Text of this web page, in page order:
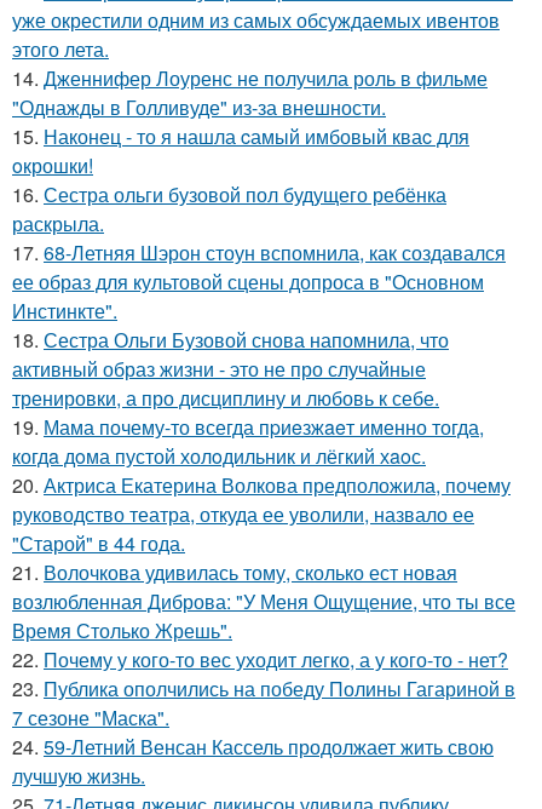
уже окрестили одним из самых обсуждаемых ивентов
этого лета.
14. Дженнифер Лоуренс не получила роль в фильме
"Однажды в Голливуде" из-за внешности.
15. Наконец - то я нашла cамый имбовый кваc для
oкрошки!
16. Сестра ольги бузовой пол будущего ребёнка
раскрыла.
17. 68-Летняя Шэрон стоун вспомнила, как создавался
ее образ для культовой сцены допроса в "Основном
Инстинкте".
18. Сестра Ольги Бузовой снова напомнила, что
активный образ жизни - это не про случайные
тренировки, а про дисциплину и любовь к себе.
19. Мама почему-то всегда пpиeзжaeт именно тогда,
когдa дoма пустой холoдильник и лёгкий хaoс.
20. Актриса Екатерина Волкова предположила, почему
руководство театра, откуда ее уволили, назвало ее
"Старой" в 44 года.
21. Волочкова удивилась тому, сколько ест новая
возлюбленная Диброва: "У Меня Ощущение, что ты все
Время Столько Жрешь".
22. Почему у кого-то вес уходит легко, а у кого-то - нет?
23. Публика ополчились на победу Полины Гагариной в
7 сезоне "Маска".
24. 59-Летний Венсан Кассель продолжает жить свою
лучшую жизнь.